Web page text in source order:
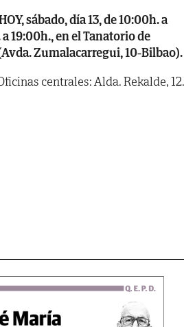
sábado, día 13, de 10:00h. a
19:00h., en el Tanatorio de
Zumalacarregui, 10-Bilbao).
centrales: Alda. Rekalde, 12.